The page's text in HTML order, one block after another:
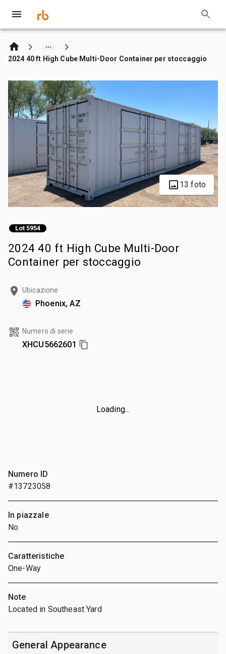
2024 40 ft High Cube Multi-Door Container per stoccaggio
13 foto
Lot 5954
2024 40 ft High Cube Multi-Door
Container per stoccaggio
Ubicazione
Phoenix, AZ
Numero di serie
XHCU5662601
Loading...
Numero ID
#13723058
In piazzale
No
Caratteristiche
One-Way
Note
Located in Southeast Yard
General Appearance